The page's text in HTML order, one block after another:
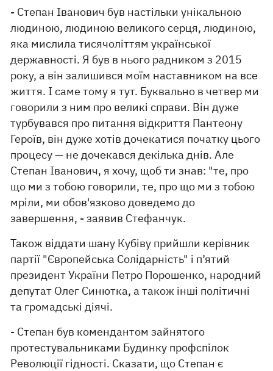
- Степан Іванович був настільки унікальною
людиною, людиною великого серця, людиною,
яка мислила тисячоліттям української
державності. Я був в нього радником з 2015
року, а він залишився моїм наставником на все
життя. І саме тому я тут. Буквально в четвер ми
говорили з ним про великі справи. Він дуже
турбувався про питання відкриття Пантеону
Героїв, він дуже хотів дочекатися початку цього
процесу — не дочекався декілька днів. Але
Степан Іванович, я хочу, щоб ти знав: "те, про
що ми з тобою говорили, те, про що ми з тобою
мріли, ми обов'язково доведемо до
завершення, - заявив Стефанчук.
Також віддати шану Кубіву прийшли керівник
партії "Європейська Солідарність" і п’ятий
президент України Петро Порошенко, народний
депутат Олег Синютка, а також інші політичні
та громадські діячі.
- Степан був комендантом зайнятого
протестувальниками Будинку профспілок
Революції гідності. Сказати, що Степан є